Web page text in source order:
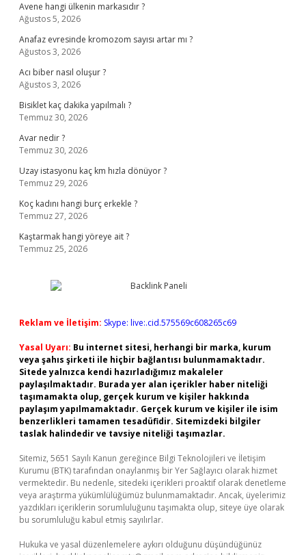
Avene hangi ülkenin markasıdır ?
Ağustos 5, 2026
Anafaz evresinde kromozom sayısı artar mı ?
Ağustos 3, 2026
Acı biber nasıl oluşur ?
Ağustos 3, 2026
Bisiklet kaç dakika yapılmalı ?
Temmuz 30, 2026
Avar nedir ?
Temmuz 30, 2026
Uzay istasyonu kaç km hızla dönüyor ?
Temmuz 29, 2026
Koç kadını hangi burç erkekle ?
Temmuz 27, 2026
Kaştarmak hangi yöreye ait ?
Temmuz 25, 2026
Reklam ve İletişim: Skype: live:.cid.575569c608265c69
Yasal Uyarı: Bu internet sitesi, herhangi bir marka, kurum
veya şahıs şirketi ile hiçbir bağlantısı bulunmamaktadır.
Sitede yalnızca kendi hazırladığımız makaleler
paylaşılmaktadır. Burada yer alan içerikler haber niteliği
taşımamakta olup, gerçek kurum ve kişiler hakkında
paylaşım yapılmamaktadır. Gerçek kurum ve kişiler ile isim
benzerlikleri tamamen tesadüfidir. Sitemizdeki bilgiler
taslak halindedir ve tavsiye niteliği taşımazlar.
Sitemiz, 5651 Sayılı Kanun gereğince Bilgi Teknolojileri ve İletişim
Kurumu (BTK) tarafından onaylanmış bir Yer Sağlayıcı olarak hizmet
vermektedir. Bu nedenle, sitedeki içerikleri proaktif olarak denetleme
veya araştırma yükümlülüğümüz bulunmamaktadır. Ancak, üyelerimiz
yazdıkları içeriklerin sorumluluğunu taşımakta olup, siteye üye olarak
bu sorumluluğu kabul etmiş sayılırlar.
Hukuka ve yasal düzenlemelere aykırı olduğunu düşündüğünüz